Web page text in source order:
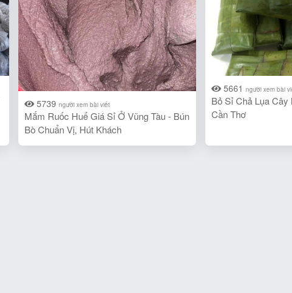
5739 người xem bài viết
Mắm Ruốc Huế Giá Sỉ Ở Vũng Tàu - Bún
Bò Chuẩn Vị, Hút Khách
5661 người xem bài
Bỏ Sỉ Chả Lụa Cây
Cần Thơ